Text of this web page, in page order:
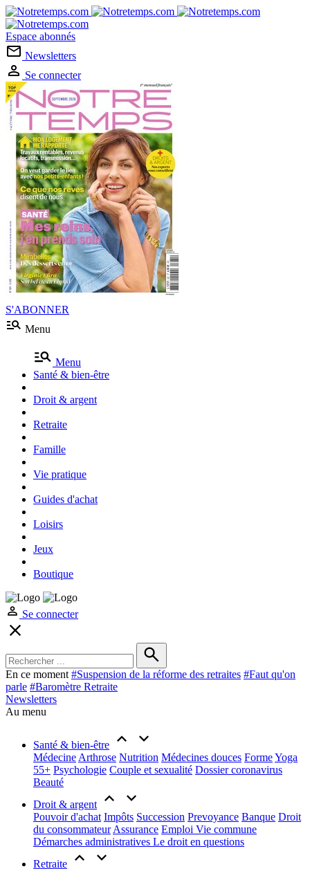
Espace abonnés
Newsletters
Se connecter
S'ABONNER
Menu
Menu
Santé & bien-être
Droit & argent
Retraite
Famille
Vie pratique
Guides d'achat
Loisirs
Jeux
Boutique
Se connecter
En ce moment #Suspension de la réforme des retraites #Faut qu'on
parle #Baromètre Retraite
Newsletters
Au menu
Santé & bien-être
Médecine Arthrose Nutrition Médecines douces FormeYoga
55+ Psychologie Couple et sexualité Dossier coronavirus
Beauté
Droit & argent
Pouvoir d'achat Impôts Succession Prevoyance Banque Droit
du consommateur Assurance Emploi Vie commune
Démarches administratives Le droit en questions
Retraite